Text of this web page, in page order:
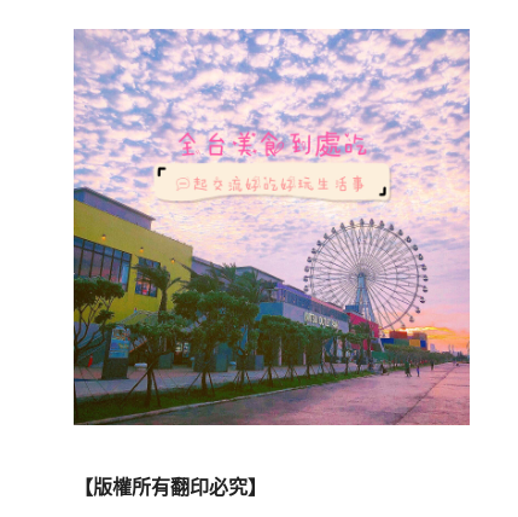
【版權所有翻印必究】